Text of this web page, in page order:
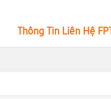
Thông Tin Liên Hệ